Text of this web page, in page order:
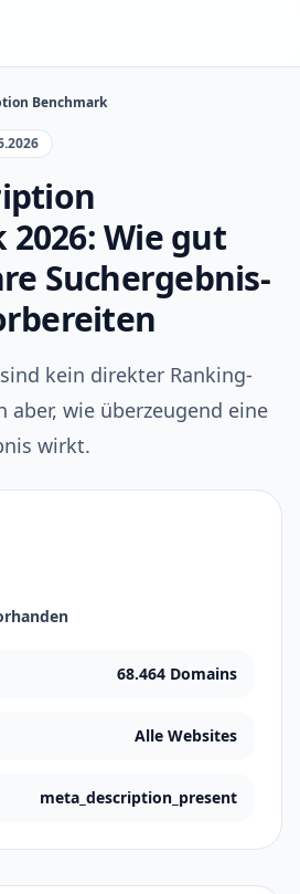
Benchmark
Wie gut
Suchergebnis-
kein direkter Ranking-
aber, wie überzeugend eine
wirkt.
68.464 Domains
Alle Websites
meta_description_present